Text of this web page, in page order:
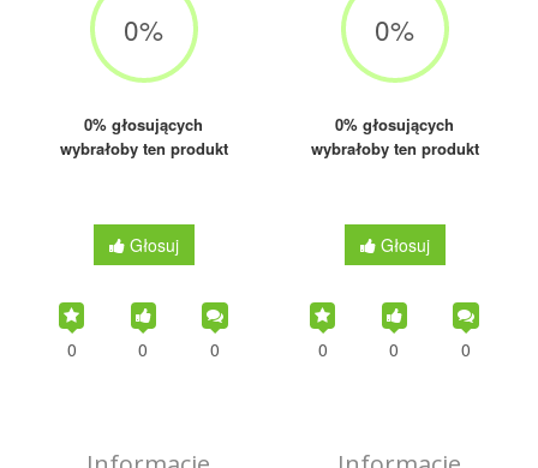
0%
0% głosujących
wybrałoby ten produkt
Głosuj
0 0 0
0%
0% głosujących
wybrałoby ten produkt
Głosuj
0 0 0